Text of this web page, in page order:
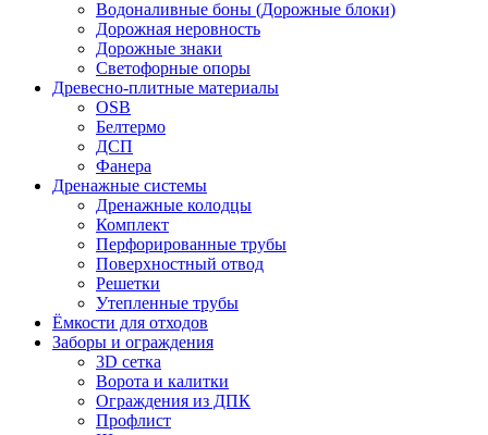
Водоналивные боны (Дорожные блоки)
Дорожная неровность
Дорожные знаки
Светофорные опоры
Древесно-плитные материалы
OSB
Белтермо
ДСП
Фанера
Дренажные системы
Дренажные колодцы
Комплект
Перфорированные трубы
Поверхностный отвод
Решетки
Утепленные трубы
Ёмкости для отходов
Заборы и ограждения
3D сетка
Ворота и калитки
Ограждения из ДПК
Профлист